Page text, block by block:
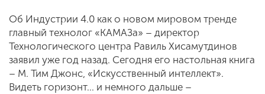
Об Индустрии 4.0 как о новом мировом тренде
главный технолог «КАМАЗа» – директор
Технологического центра Равиль Хисамутдинов
заявил уже год назад. Сегодня его настольная книга
– М. Тим Джонс, «Искусственный интеллект».
Видеть горизонт… и немного дальше –